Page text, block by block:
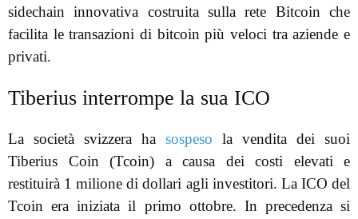
sidechain innovativa costruita sulla rete Bitcoin che
facilita le transazioni di bitcoin più veloci tra aziende e
privati.
Tiberius interrompe la sua ICO
La società svizzera ha sospeso la vendita dei suoi
Tiberius Coin (Tcoin) a causa dei costi elevati e
restituirà 1 milione di dollari agli investitori. La ICO del
Tcoin era iniziata il primo ottobre. In precedenza si